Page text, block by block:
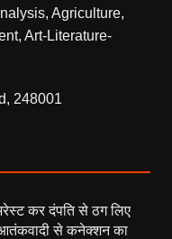
Agriculture,
Art-Literature-
248001
कर दंपति से ठग लिए
से कनेक्शन का